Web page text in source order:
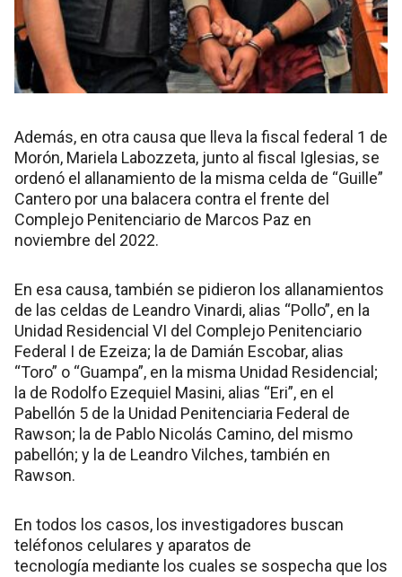
Además, en otra causa que lleva la fiscal federal 1 de
Morón, Mariela Labozzeta, junto al fiscal Iglesias, se
ordenó el allanamiento de la misma celda de “Guille”
Cantero por una balacera contra el frente del
Complejo Penitenciario de Marcos Paz en
noviembre del 2022.
En esa causa, también se pidieron los allanamientos
de las celdas de Leandro Vinardi, alias “Pollo”, en la
Unidad Residencial VI del Complejo Penitenciario
Federal I de Ezeiza; la de Damián Escobar, alias
“Toro” o “Guampa”, en la misma Unidad Residencial;
la de Rodolfo Ezequiel Masini, alias “Eri”, en el
Pabellón 5 de la Unidad Penitenciaria Federal de
Rawson; la de Pablo Nicolás Camino, del mismo
pabellón; y la de Leandro Vilches, también en
Rawson.
En todos los casos, los investigadores buscan
teléfonos celulares y aparatos de
tecnología mediante los cuales se sospecha que los